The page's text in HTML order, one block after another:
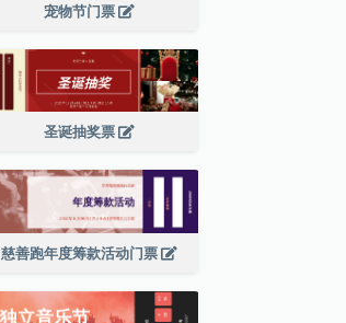
宠物节门票
圣诞抽奖票
慈善跑年度筹款活动门票